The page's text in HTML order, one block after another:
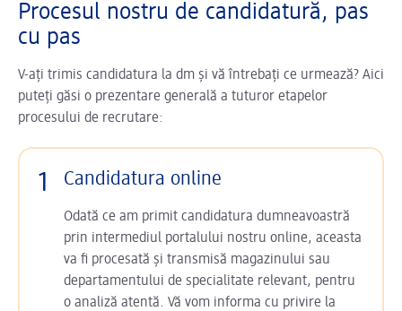
Procesul nostru de candidatură, pas
cu pas
V-ați trimis candidatura la dm și vă întrebați ce urmează? Aici
puteți găsi o prezentare generală a tuturor etapelor
procesului de recrutare:
1 Candidatura online
Odată ce am primit candidatura dumneavoastră
prin intermediul portalului nostru online, aceasta
va fi procesată și transmisă magazinului sau
departamentului de specialitate relevant, pentru
o analiză atentă. Vă vom informa cu privire la